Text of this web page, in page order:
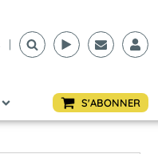
|
S'ABONNER